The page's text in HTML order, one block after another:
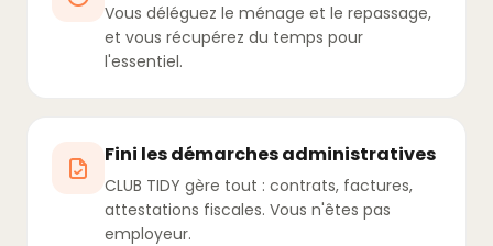
Vous déléguez le ménage et le repassage,
et vous récupérez du temps pour
l'essentiel.
Fini les démarches administratives
CLUB TIDY gère tout : contrats, factures,
attestations fiscales. Vous n'êtes pas
employeur.